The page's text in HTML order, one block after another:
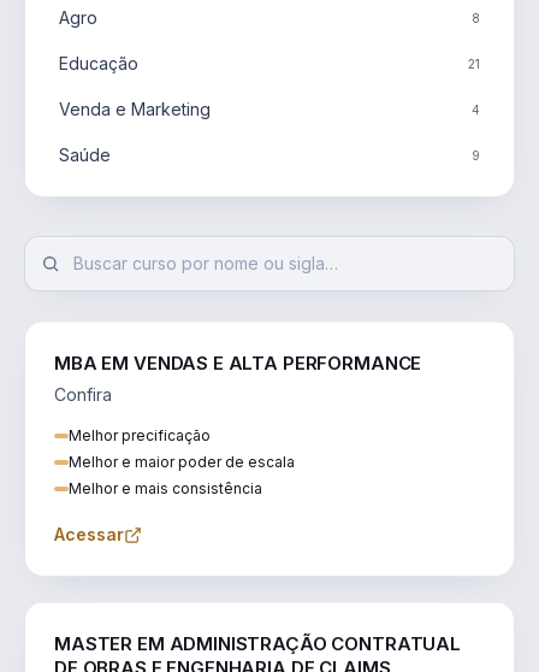
Agro 8
Educação 21
Venda e Marketing 4
Saúde 9
MBA EM VENDAS E ALTA PERFORMANCE
Confira
Melhor precificação
Melhor e maior poder de escala
Melhor e mais consistência
Acessar
MASTER EM ADMINISTRAÇÃO CONTRATUAL